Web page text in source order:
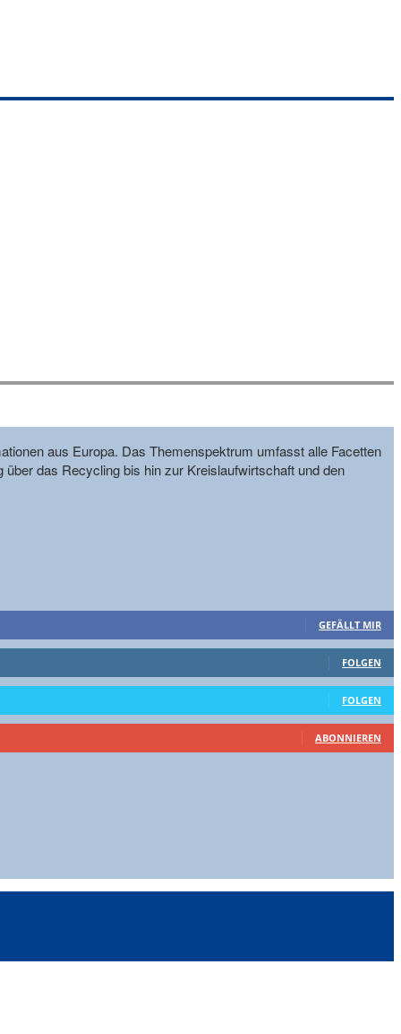
aus Europa. Das Themenspektrum umfasst alle Facetten
das Recycling bis hin zur Kreislaufwirtschaft und den
GEFÄLLT MIR
FOLGEN
FOLGEN
ABONNIEREN